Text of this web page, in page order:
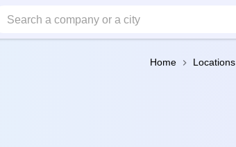
Home Locations